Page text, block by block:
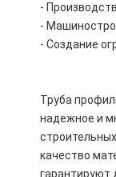
-
-
- Создание
Труба
надежное и
качество
гарантируют